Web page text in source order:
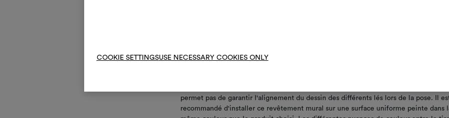
COOKIE SETTINGSUSE NECESSARY COOKIES ONLY
i
permet pas de garantir l'alignement du dessin des différents lés lors de la pose. Il
recommandé d'installer ce revêtement mural sur une surface uniforme peinte dans